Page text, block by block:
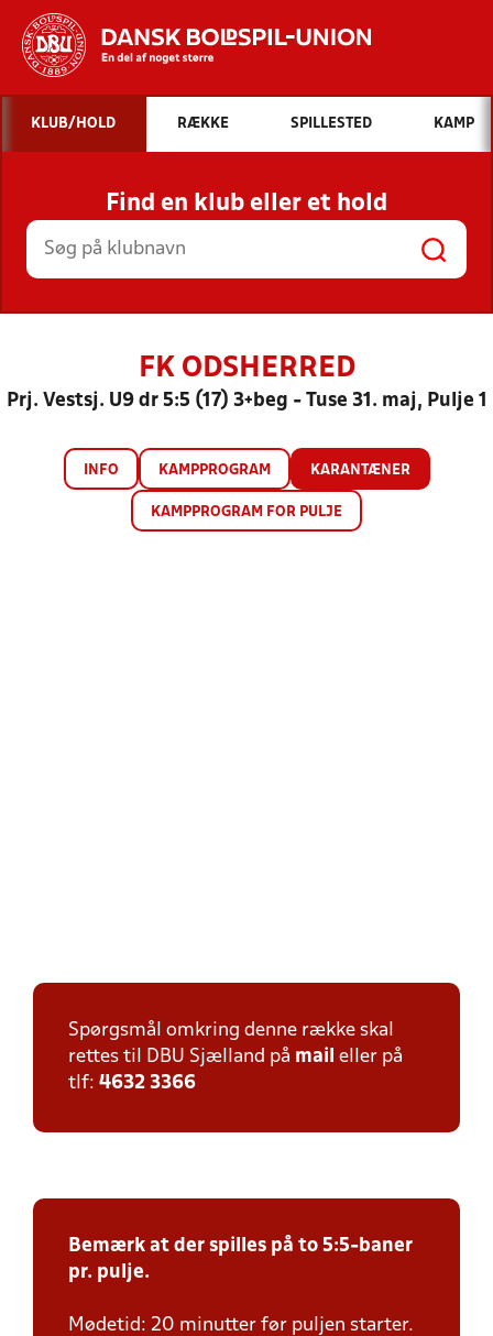
Hvad vil du søge efter?
INDHOLD OG NYHEDER
STILLINGER, RESULTATER, KLUBBER OG
HOLD
KLUB/HOLD RÆKKE SPILLESTED KAMP
Find en klub eller et hold
FK ODSHERRED
Prj. Vestsj. U9 dr 5:5 (17) 3+beg - Tuse 31. maj, Pulje 1
INFO KAMPPROGRAM KARANTÆNER
KAMPPROGRAM FOR PULJE
Spørgsmål omkring denne række skal
rettes til DBU Sjælland på mail eller på
tlf: 4632 3366
Bemærk at der spilles på to 5:5-baner
pr. pulje.
Mødetid: 20 minutter før puljen starter.